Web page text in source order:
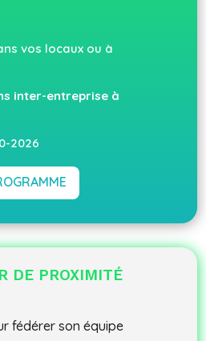
vos locaux ou à
inter-entreprise à
2026
DE PROXIMITÉ
fédérer son équipe